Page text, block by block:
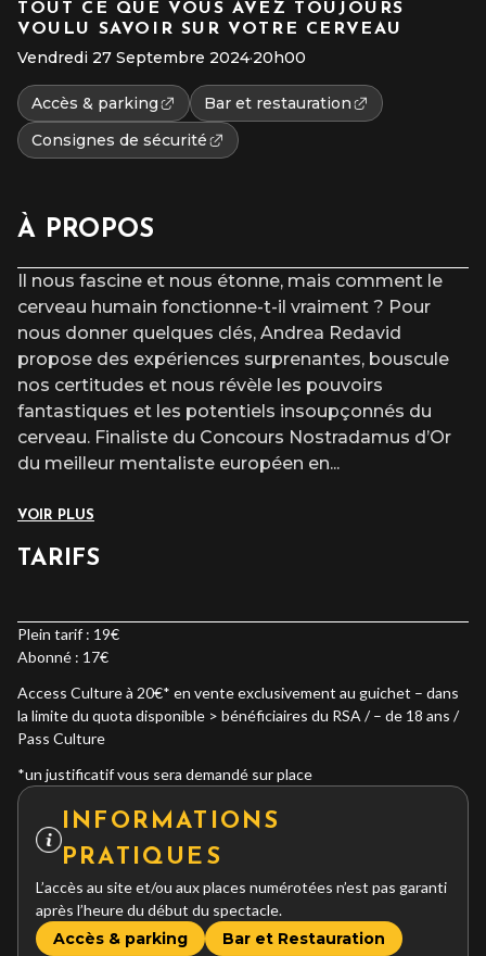
TOUT CE QUE VOUS AVEZ TOUJOURS
VOULU SAVOIR SUR VOTRE CERVEAU
Vendredi 27 Septembre 2024·20h00
Accès & parking
Bar et restauration
Consignes de sécurité
À PROPOS
Il nous fascine et nous étonne, mais comment le
cerveau humain fonctionne-t-il vraiment ? Pour
nous donner quelques clés, Andrea Redavid
propose des expériences surprenantes, bouscule
nos certitudes et nous révèle les pouvoirs
fantastiques et les potentiels insoupçonnés du
cerveau. Finaliste du Concours Nostradamus d’Or
du meilleur mentaliste européen en...
VOIR PLUS
TARIFS
Plein tarif : 19€
Abonné : 17€
Access Culture à 20€* en vente exclusivement au guichet – dans
la limite du quota disponible > bénéficiaires du RSA / – de 18 ans /
Pass Culture
*un justificatif vous sera demandé sur place
INFORMATIONS
PRATIQUES
L’accès au site et/ou aux places numérotées n’est pas garanti
après l’heure du début du spectacle.
Accès & parking Bar et Restauration